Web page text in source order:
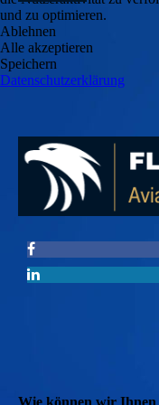
Wie können wir Ihnen
und zu optimieren.
Ablehnen
Alle akzeptieren
Speichern
Datenschutzerklärung